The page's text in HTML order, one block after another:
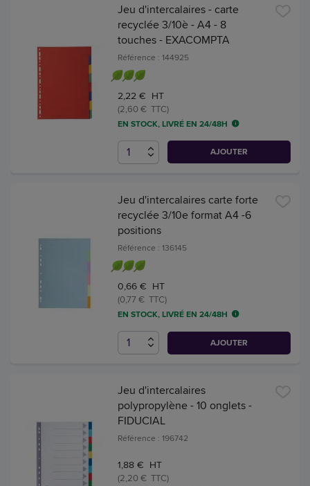
Jeu d'intercalaires - carte
recyclée 3/10è - A4 - 8
touches - EXACOMPTA
Référence : 144925
2,22 € HT
(2,60 € TTC)
EN STOCK, LIVRÉ EN 24/48H
AJOUTER
Jeu d'intercalaires carte forte
recyclée 3/10e format A4 -6
positions
Référence : 136145
0,66 € HT
(0,77 € TTC)
EN STOCK, LIVRÉ EN 24/48H
AJOUTER
Jeu d'intercalaires
polypropylène - 10 onglets -
FIDUCIAL
Référence : 196742
1,88 € HT
(2,20 € TTC)